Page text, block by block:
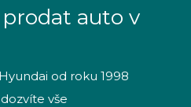
auto v
od roku 1998
vše